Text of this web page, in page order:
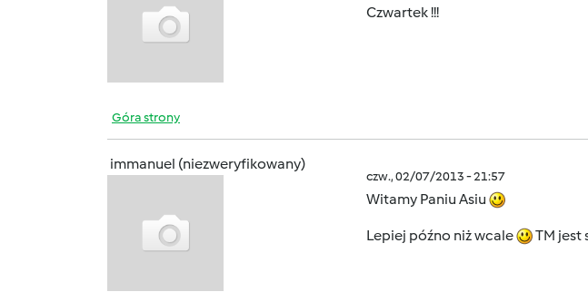
Czwartek !!!
Góra strony
immanuel (niezweryfikowany)
czw., 02/07/2013 - 21:57
Witamy Paniu Asiu
Lepiej późno niż wcale TM jest